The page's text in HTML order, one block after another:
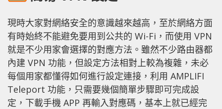
現時大家對網絡安全的意識越來越高，至於網絡方面
有時始終不能避免要用到公共的 Wi-Fi，而使用 VPN
就是不少用家會選擇的對應方法。雖然不少路由器都
內建 VPN 功能，但設定方法相對上較為複雜，未必
每個用家都懂得如何進行設定連接，利用 AMPLIFI
Teleport 功能，只需要幾個簡單步驟即可完成設
定，下載手機 APP 再輸入對應碼，基本上就已經完